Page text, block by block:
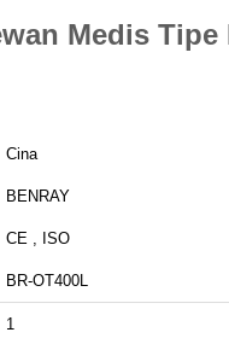
Medis
Cina
BENRAY
CE , ISO
BR-OT400L
1